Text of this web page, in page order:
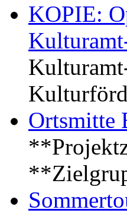
KOPIE:
Ortsmitte